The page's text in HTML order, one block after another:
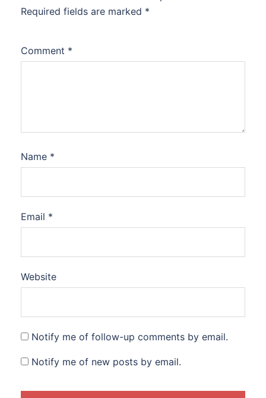
Required fields are marked *
Comment *
Name *
Email *
Website
Notify me of follow-up comments by email.
Notify me of new posts by email.